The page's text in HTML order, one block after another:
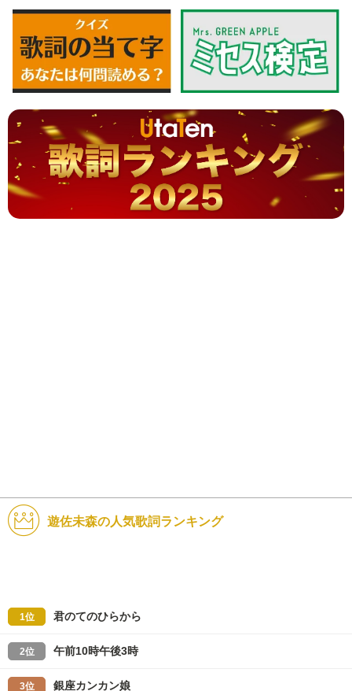
遊佐未森の人気歌詞ランキング
1位 君のてのひらから
2位 午前10時午後3時
3位 銀座カンカン娘